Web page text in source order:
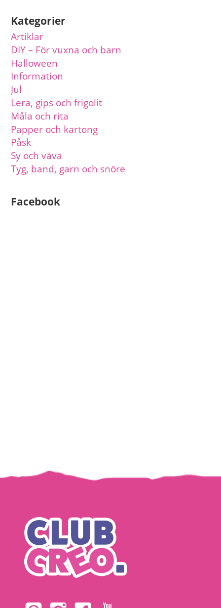
Kategorier
Artiklar
DIY – För vuxna och barn
Halloween
Information
Jul
Lera, gips och frigolit
Måla och rita
Papper och kartong
Påsk
Sy och väva
Tyg, band, garn och snöre
Facebook